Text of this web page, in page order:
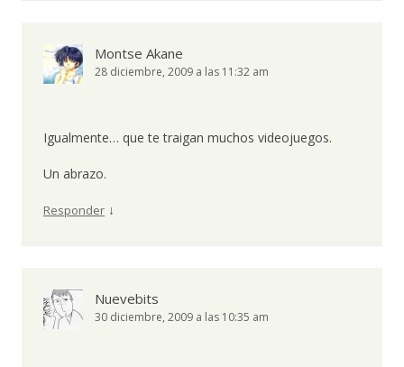
Montse Akane
28 diciembre, 2009 a las 11:32 am
Igualmente… que te traigan muchos videojuegos.
Un abrazo.
Responder ↓
Nuevebits
30 diciembre, 2009 a las 10:35 am